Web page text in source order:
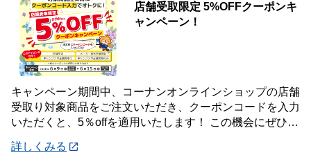
店舗受取限定 5%OFFクーポンキ
ャンペーン！
キャンペーン期間中、コーナンオンラインショップの店舗
受取り対象商品をご注文いただき、クーポンコードを入力
いただくと、5％offを適用いたします！ この機会にぜひご
詳しくみる